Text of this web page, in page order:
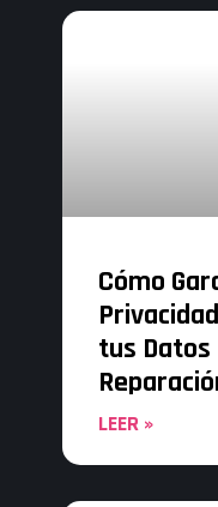
Cómo
tus
LEER »